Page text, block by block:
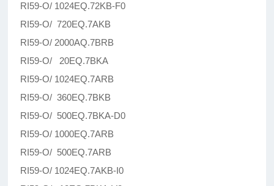
RI59-O/ 1024EQ.72KB-F0
RI59-O/ 720EQ.7AKB
RI59-O/ 2000AQ.7BRB
RI59-O/ 20EQ.7BKA
RI59-O/ 1024EQ.7ARB
RI59-O/ 360EQ.7BKB
RI59-O/ 500EQ.7BKA-D0
RI59-O/ 1000EQ.7ARB
RI59-O/ 500EQ.7ARB
RI59-O/ 1024EQ.7AKB-I0